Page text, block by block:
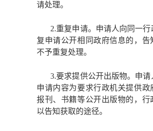
请处理。
2.重复申请。申请人向同一行
复申请公开相同政府信息的，告
不予重复处理。
3.要求提供公开出版物。申请
申请内容为要求行政机关提供政
报刊、书籍等公开出版物的，行
以告知获取的途径。